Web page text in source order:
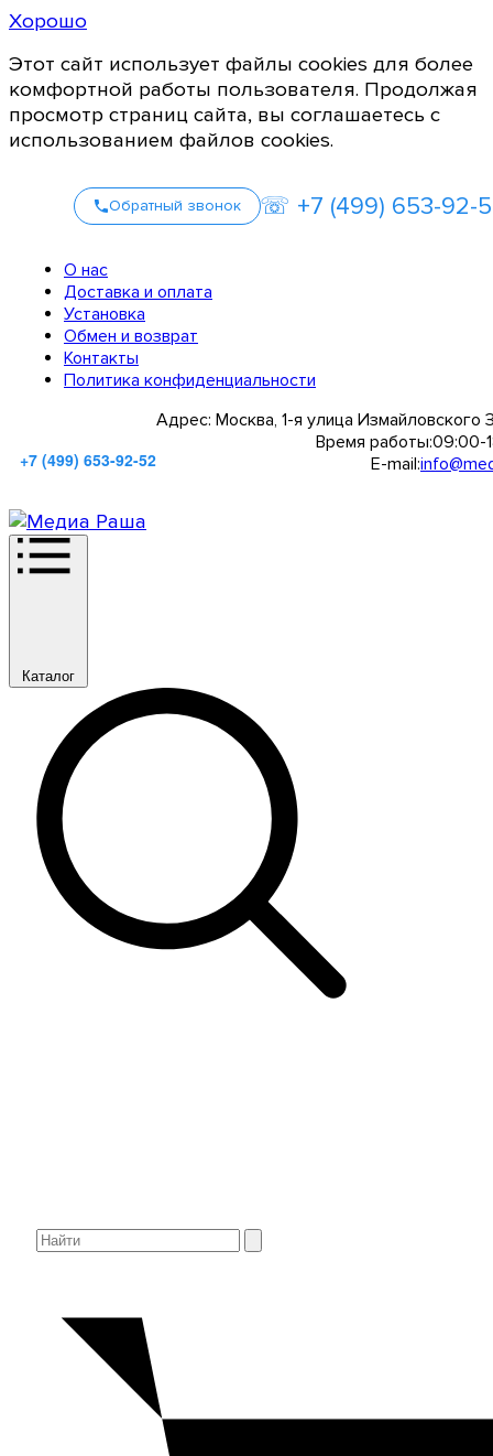
Хорошо
Этот сайт использует файлы cookies для более
комфортной работы пользователя. Продолжая
просмотр страниц сайта, вы соглашаетесь с
использованием файлов cookies.
Обратный звонок ☏ +7 (499) 653-92-
О нас
Доставка и оплата
Установка
Обмен и возврат
Контакты
Политика конфиденциальности
+7 (499) 653-92-52
Адрес: Москва, 1-я улица Измайловского
Время работы:09:00-
E-mail:
Каталог